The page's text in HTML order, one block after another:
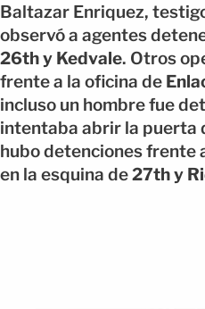
Baltazar Enriquez,
observó a agentes
26th y Kedvale. Otros
frente a la oficina de
incluso un hombre fue
intentaba abrir la puerta
hubo detenciones frente
en la esquina de27th y